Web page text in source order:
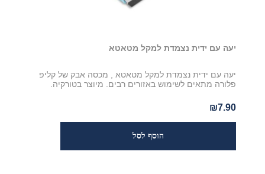
יעה עם ידית נצמדת למקל מטאטא
יעה עם ידית נצמדת למקל מטאטא , מכסה אבק של קליפ
פלורה מתאים לשימוש באזורים רבים. מיוצר בטורקיה.
₪7.90